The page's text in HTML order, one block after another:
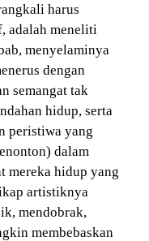
harus
adalah meneliti
menyelaminya
dengan
semangat tak
hidup, serta
peristiwa yang
dalam
mereka hidup yang
artistiknya
mendobrak,
membebaskan